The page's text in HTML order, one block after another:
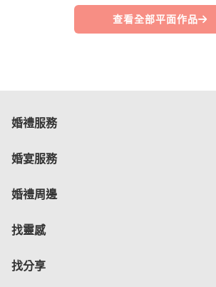
查看全部平面作品
婚禮服務
婚宴服務
婚禮周邊
找靈感
找分享